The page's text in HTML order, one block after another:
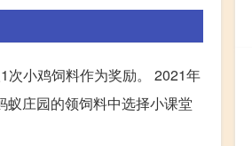
次小鸡饲料作为奖励。 2021年
蚁庄园的领饲料中选择小课堂